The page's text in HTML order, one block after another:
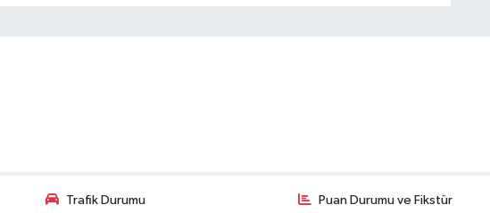
Trafik Durumu Puan Durumu ve Fikstür